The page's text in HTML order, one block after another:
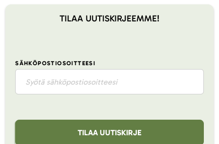
TILAA UUTISKIRJEEMME!
SÄHKÖPOSTIOSOITTEESI
TILAA UUTISKIRJE